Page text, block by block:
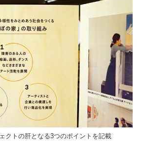
クトの肝となる3つのポイントを記載